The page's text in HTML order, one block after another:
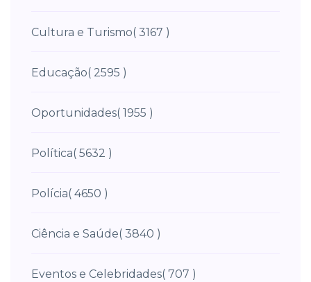
Cultura e Turismo( 3167 )
Educação( 2595 )
Oportunidades( 1955 )
Política( 5632 )
Polícia( 4650 )
Ciência e Saúde( 3840 )
Eventos e Celebridades( 707 )